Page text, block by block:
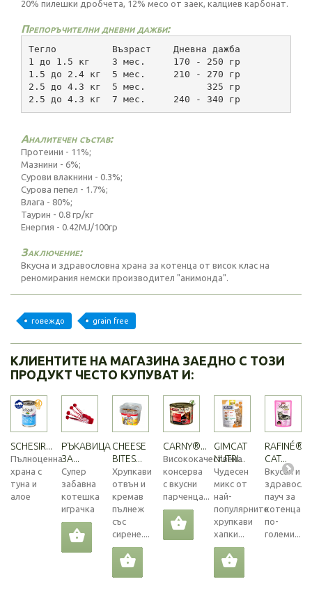
20% пилешки дробчета, 12% месо от заек, калциев карбонат.
Препоръчителни дневни дажби:
Тегло          Възраст    Дневна дажба
1 до 1.5 кг    3 мес.     170 - 250 гр
1.5 до 2.4 кг  5 мес.     210 - 270 гр
2.5 до 4.3 кг  5 мес.           325 гр
2.5 до 4.3 кг  7 мес.     240 - 340 гр
Аналитечен състав:
Протеини - 11%;
Мазнини - 6%;
Сурови влакнини - 0.3%;
Сурова пепел - 1.7%;
Влага - 80%;
Таурин - 0.8 гр/кг
Енергия - 0.42MJ/100гр
Заключение:
Вкусна и здравословна храна за котенца от висок клас на
реномирания немски производител "анимонда".
говеждо grain free
КЛИЕНТИТЕ НА МАГАЗИНА ЗАЕДНО С ТОЗИ
ПРОДУКТ ЧЕСТО КУПУВАТ И:
SCHESIR...
Пълноценна
храна с
туна и
алое
РЪКАВИЦА
ЗА...
Супер
забавна
котешка
играчка
CHEESE
BITES...
Хрупкави
отвън и
кремав
пълнеж
със
сирене....
CARNY®...
Висококачествена
консерва
с вкусни
парченца...
GIMCAT
NUTRI...
Чудесен
микс от
най-
популярните
хрупкави
хапки...
RAFINÉ®
CAT...
Вкусен и
пауч за
котенца
по-
големи...